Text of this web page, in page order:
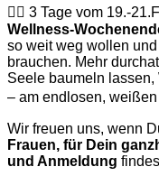
👉🏽 3 Tage vom 19.-
Wellness-
so weit weg wollen
brauchen. Mehr
Seele baumeln
– am endlosen, weißen
Wir freuen uns, wenn
Frauen, für Dein
und Anmeldung